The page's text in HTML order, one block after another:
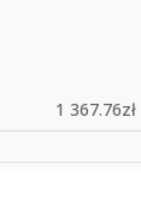
1 367.76zł